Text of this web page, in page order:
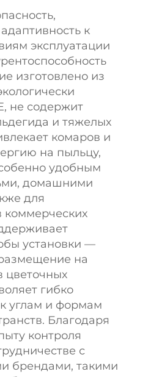
к
эксплуатации
изготовлено из
не содержит
и тяжелых
комаров и
на пыльцу,
удобным
домашними
для
коммерческих
установки —
на
цветочных
гибко
углам и формам
Благодаря
контроля
с
брендами, такими